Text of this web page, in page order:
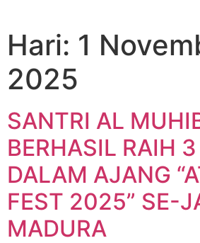
Hari: 1
2025
SANTRI AL
BERHASIL RAIH
DALAM AJANG
FEST 2025” SE-
MADURA